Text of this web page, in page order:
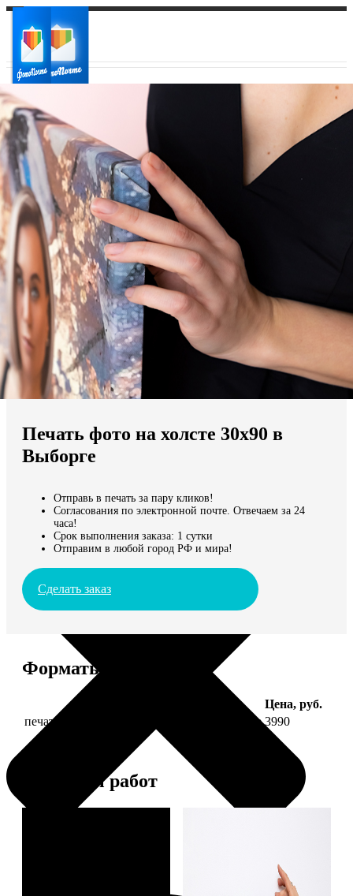
Ваш город:
Ваш регион доставки
Выберите из списка:
Мы доставляем по всему миру
Продолжить без города
Печать фото на холсте 30х90 в
Выборге
Отправь в печать за пару кликов!
Согласования по электронной почте. Отвечаем за 24
часа!
Срок выполнения заказа: 1 сутки
Отправим в любой город РФ и мира!
Сделать заказ
Форматы и цены
Цена, руб.
печать фото на холсте 30х90 на подрамнике 3990
Примеры работ